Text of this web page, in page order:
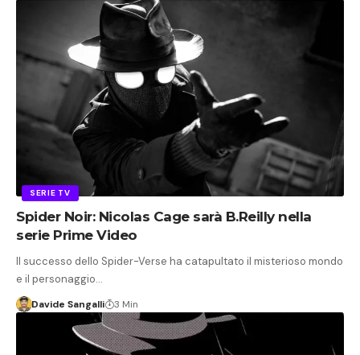
SERIE TV
Spider Noir: Nicolas Cage sarà B.Reilly nella
serie Prime Video
Il successo dello Spider-Verse ha catapultato il misterioso mondo
e il personaggio…
Davide Sangalli 3 Min